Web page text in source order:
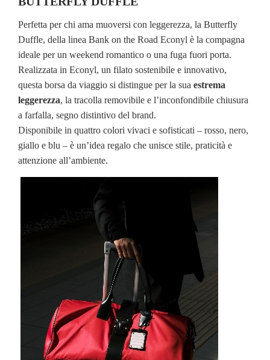
Perfetta per chi ama muoversi con leggerezza, la Butterfly
Duffle, della linea Bank on the Road Econyl è la compagna
ideale per un weekend romantico o una fuga fuori porta.
Realizzata in Econyl, un filato sostenibile e innovativo,
questa borsa da viaggio si distingue per la sua estrema
leggerezza, la tracolla removibile e l’inconfondibile chiusura
a farfalla, segno distintivo del brand.
Disponibile in quattro colori vivaci e sofisticati – rosso, nero,
giallo e blu – è un’idea regalo che unisce stile, praticità e
attenzione all’ambiente.